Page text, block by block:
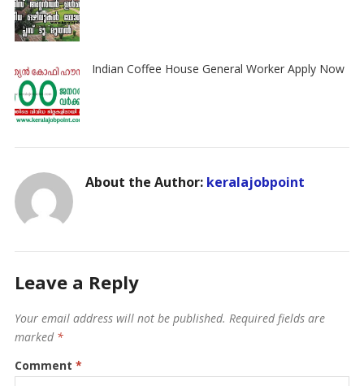
Indian Coffee House General Worker Apply Now
About the Author: keralajobpoint
Leave a Reply
Your email address will not be published. Required fields are
marked *
Comment *